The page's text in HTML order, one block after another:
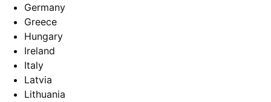
Germany
Greece
Hungary
Ireland
Italy
Latvia
Lithuania